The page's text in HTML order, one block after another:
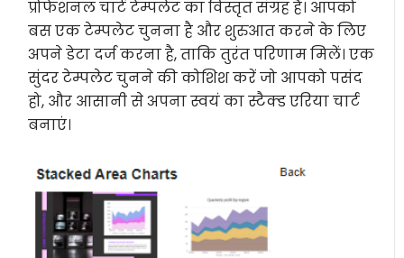
प्रोफेशनल चार्ट टेम्पलेट का विस्तृत संग्रह है। आपको
बस एक टेम्पलेट चुनना है और शुरुआत करने के लिए
अपने डेटा दर्ज करना है, ताकि तुरंत परिणाम मिलें। एक
सुंदर टेम्पलेट चुनने की कोशिश करें जो आपको पसंद
हो, और आसानी से अपना स्वयं का स्टैक्ड एरिया चार्ट
बनाएं।